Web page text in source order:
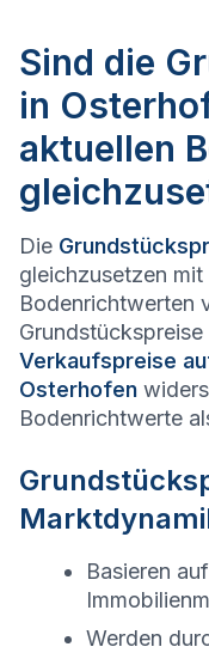
Sind die
in
aktuellen
Die
gleichzusetzen
Bodenrichtwerten
Grundstückspreise
Verkaufspreise
Osterhofen
Bodenrichtwerte
Basieren auf
Werden